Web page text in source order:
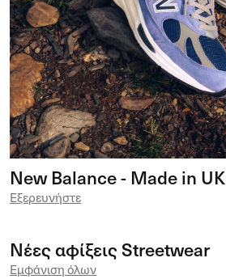
New Balance - Made in UK
Εξερευνήστε
Νέες αφίξεις Streetwear
Εμφάνιση όλων